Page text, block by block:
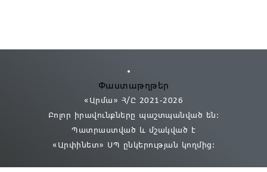
Փաստաթղթեր
«Արմա» Հ/Ը 2021-2026
Բոլոր իրավունքները պաշտպանված են:
Պատրաստված և մշակված է
«Արփինետ» ՍՊ ընկերության կողմից։